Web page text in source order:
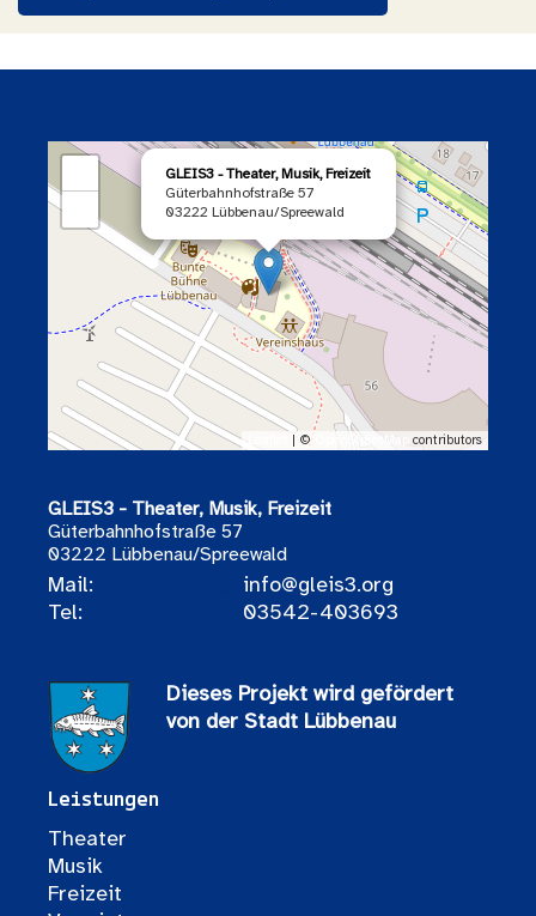
GLEIS3 - Theater, Musik, Freizeit
Güterbahnhofstraße 57
03222 Lübbenau/Spreewald
| © contributors
GLEIS3 - Theater, Musik, Freizeit
Güterbahnhofstraße 57
03222 Lübbenau/Spreewald
Mail:
info@gleis3.org
Tel:
03542-403693
Dieses Projekt wird gefördert
von der Stadt Lübbenau
Leistungen
Theater
Musik
Freizeit